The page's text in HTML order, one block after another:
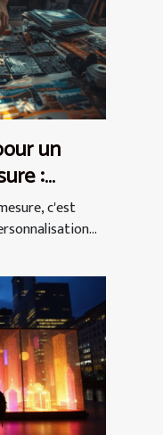
un
:
c'est